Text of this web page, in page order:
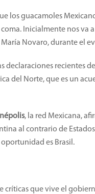
los guacamoles
Inicialmente nos va
Novaro, durante el
declaraciones recientes
del Norte, que es un
, la red Mexicana,
al contrario de
es Brasil.
críticas que vive el